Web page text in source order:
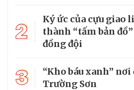
2
Ký ức của cựu giao
thành “tấm bản
đồng đội
3
“Kho báu xanh”
Trường Sơn